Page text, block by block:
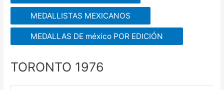
MEDALLISTAS MEXICANOS
MEDALLAS DE méxico POR EDICIÓN
TORONTO 1976